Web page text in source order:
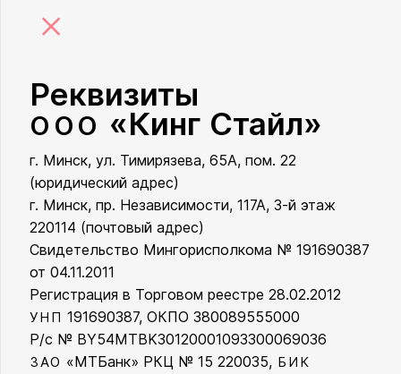
×
Реквизиты
ООО «Кинг Стайл»
ООО «Кинг Стайл»
г. Минск, ул. Тимирязева, 65А, пом. 22
(юридический адрес)
г. Минск, пр. Независимости, 117А, 3-й этаж
220114 (почтовый адрес)
Свидетельство Мингорисполкома № 191690387
от 04.11.2011
Регистрация в Торговом реестре 28.02.2012
УНП 191690387, ОКПО 380089555000
Р/с № BY54MTBK30120001093300069036
ЗАО «МТБанк» РКЦ № 15 220035, БИК